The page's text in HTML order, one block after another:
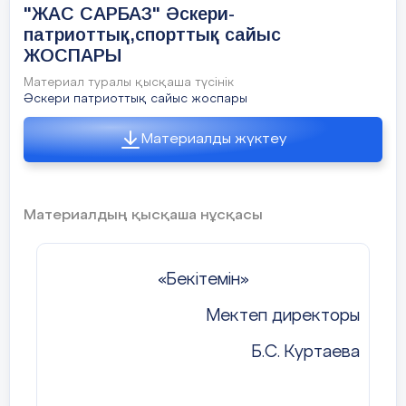
әңгімелесеміз. Төтенше жағдайлардың пайда болу
себептері, оның түрлері мен сипаты және
қауіпсіздік шаралары туралы білетін боламыз.
III. Негізгі бөлім.
Табиғатта болып жататын экологиялық
болады да жергілікті экожүйелер, елді мекендер
бұндай жағдаймен кездескенде сабырлық сақтап,
Сол себептен бұны білу және оны дұрыс қолдану
"ЖАС САРБАЗ" Әскери-
патриоттық,спорттық сайыс
ЖОСПАРЫ
Материал туралы қысқаша түсінік
Әскери патриоттық сайыс жоспары
Материалды жүктеу
Материалдың қысқаша нұсқасы
«Бекітемін»
Мектеп директоры
Б.С. Куртаева